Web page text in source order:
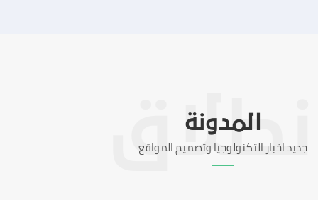
المدونة
جديد اخبار التكنولوجيا وتصميم المواقع